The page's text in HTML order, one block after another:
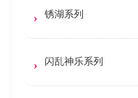
锈湖系列
闪乱神乐系列